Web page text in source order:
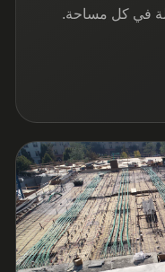
في كل مساحة.
03